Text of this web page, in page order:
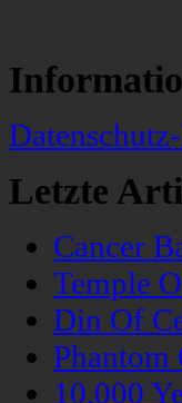
Letzte
Cancer
Temple
Din Of
Phantom
10,000